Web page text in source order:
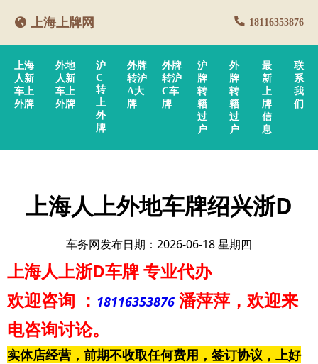
上海上牌网 18116353876
上海
人新
车上
外牌
外地
人新
车上
外牌
沪
C
转
上
外
牌
外牌
转沪
A大
牌
外牌
转沪
C车
牌
沪
牌
转
籍
过
户
外
牌
转
籍
过
户
最
新
上
牌
信
息
联
系
我
们
上海人上外地车牌绍兴浙D
车务网发布日期：2026-06-18 星期四
上海人上浙D车牌专业代办
欢迎咨询 ： 18116353876 潘萍萍 ，欢迎来
电咨询讨论。
实体店经营，前期不收取任何费用，签订协议，上好